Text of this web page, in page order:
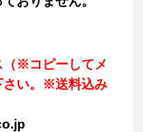
（※コピーしてメ
さい。※送料込み